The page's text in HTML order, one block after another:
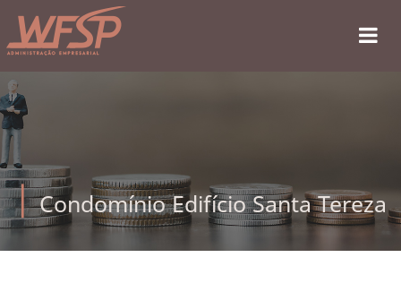
Condomínio Edifício Santa Tereza